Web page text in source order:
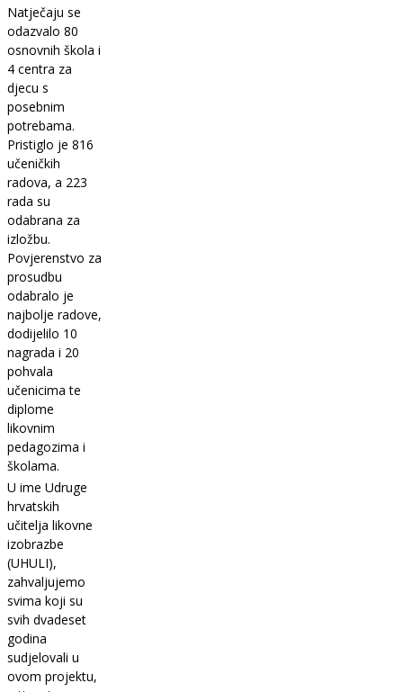
Natječaju se
odazvalo 80
osnovnih škola i
4 centra za
djecu s
posebnim
potrebama.
Pristiglo je 816
učeničkih
radova, a 223
rada su
odabrana za
izložbu.
Povjerenstvo za
prosudbu
odabralo je
najbolje radove,
dodijelilo 10
nagrada i 20
pohvala
učenicima te
diplome
likovnim
pedagozima i
školama.
U ime Udruge
hrvatskih
učitelja likovne
izobrazbe
(UHULI),
zahvaljujemo
svima koji su
svih dvadeset
godina
sudjelovali u
ovom projektu,